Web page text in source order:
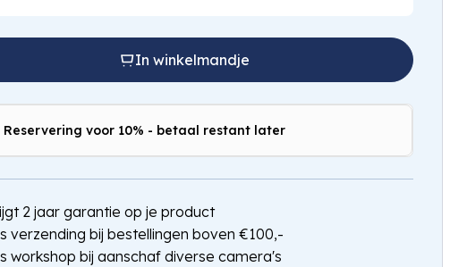
In winkelmandje
Reservering voor 10% - betaal restant later
2 jaar garantie op je product
verzending bij bestellingen boven €100,-
workshop bij aanschaf diverse camera's